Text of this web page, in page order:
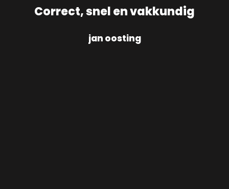
10
Correct, snel en vakkundig
jan oosting